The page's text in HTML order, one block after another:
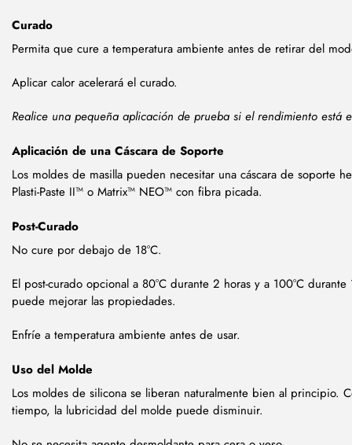
Curado
Permita que cure a temperatura ambiente antes de retirar del
Aplicar calor acelerará el curado.
Realice una pequeña aplicación de prueba si el rendimiento está
Aplicación de una Cáscara de Soporte
Los moldes de masilla pueden necesitar una cáscara de soporte
Plasti-Paste II™ o Matrix™ NEO™ con fibra picada.
Post-Curado
No cure por debajo de 18°C.
El post-curado opcional a 80°C durante 2 horas y a 100°C durante
puede mejorar las propiedades.
Enfríe a temperatura ambiente antes de usar.
Uso del Molde
Los moldes de silicona se liberan naturalmente bien al principio.
tiempo, la lubricidad del molde puede disminuir.